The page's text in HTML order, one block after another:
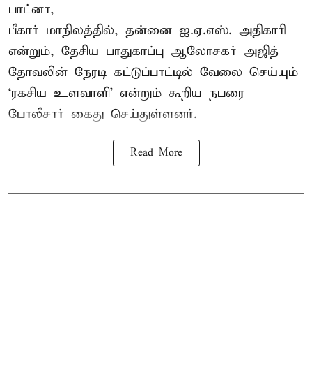
பாட்னா,
பீகார் மாநிலத்தில், தன்னை ஐ.ஏ.எஸ். அதிகாரி
என்றும், தேசிய பாதுகாப்பு ஆலோசகர் அஜித்
தோவலின் நேரடி கட்டுப்பாட்டில் வேலை செய்யும்
‘ரகசிய உளவாளி’ என்றும் கூறிய நபரை
போலீசார் கைது செய்துள்ளனர்.
Read More